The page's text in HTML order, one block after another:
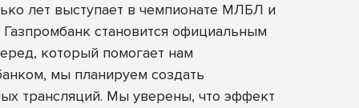
лет выступает в чемпионате МЛБЛ и
становится официальным
который помогает нам
мы планируем создать
трансляций. Мы уверены, что эффект